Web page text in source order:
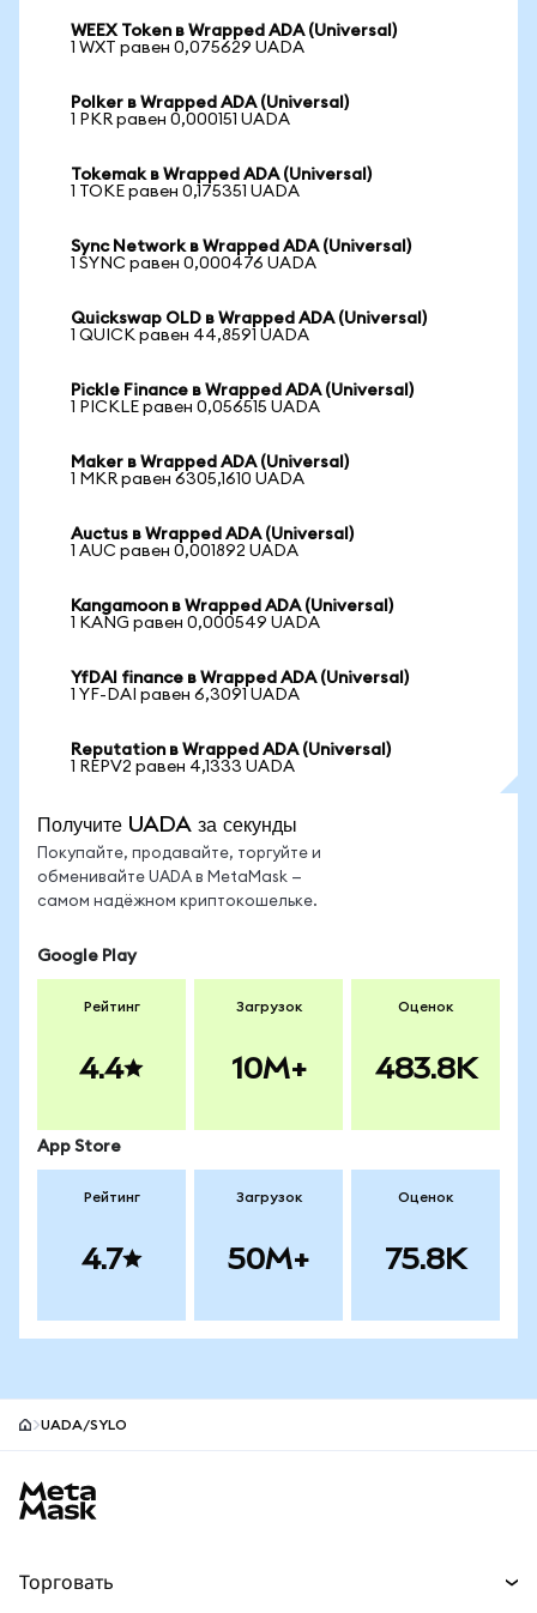
WEEX Token в Wrapped ADA (Universal)
1 WXT равен 0,075629 UADA
Polker в Wrapped ADA (Universal)
1 PKR равен 0,000151 UADA
Tokemak в Wrapped ADA (Universal)
1 TOKE равен 0,175351 UADA
Sync Network в Wrapped ADA (Universal)
1 SYNC равен 0,000476 UADA
Quickswap OLD в Wrapped ADA (Universal)
1 QUICK равен 44,8591 UADA
Pickle Finance в Wrapped ADA (Universal)
1 PICKLE равен 0,056515 UADA
Maker в Wrapped ADA (Universal)
1 MKR равен 6305,1610 UADA
Auctus в Wrapped ADA (Universal)
1 AUC равен 0,001892 UADA
Kangamoon в Wrapped ADA (Universal)
1 KANG равен 0,000549 UADA
YfDAI finance в Wrapped ADA (Universal)
1 YF-DAI равен 6,3091 UADA
Reputation в Wrapped ADA (Universal)
1 REPV2 равен 4,1333 UADA
Получите UADA за секунды
Покупайте, продавайте, торгуйте и
обменивайте UADA в MetaMask —
самом надёжном криптокошельке.
Google Play
Рейтинг
4.4
Загрузок
10M+
Оценок
483.8K
App Store
Рейтинг
4.7
Загрузок
50M+
Оценок
75.8K
UADA/SYLO
Торговать